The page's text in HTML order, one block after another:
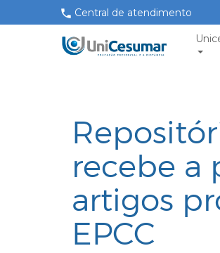
Central de atendimento
recebe a
artigos
EPCC